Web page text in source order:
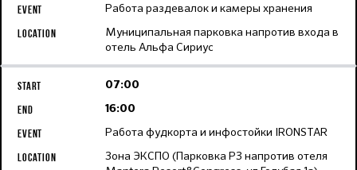
Работа раздевалок и камеры хранения
Муниципальная парковка напротив входа в
отель Альфа Сириус
07:00
16:00
Работа фудкорта и инфостойки IRONSTAR
Зона ЭКСПО (Парковка Р3 напротив отеля